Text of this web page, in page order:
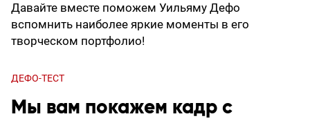
Давайте вместе поможем Уильяму Дефо
вспомнить наиболее яркие моменты в его
творческом портфолио!
ДЕФО-ТЕСТ
Мы вам покажем кадр с